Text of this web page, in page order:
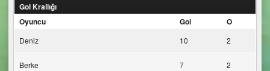
Gol Krallığı
Oyuncu
Gol O
Deniz 10 2
Berke 7 2